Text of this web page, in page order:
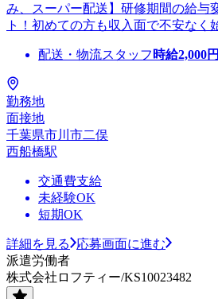
み、スーパー配送】研修期間の給
ト！初めての方も収入面で不安なく
配送・物流スタッフ 時給2,000
勤務地
面接地
千葉県市川市二俣
西船橋駅
交通費支給
未経験OK
短期OK
詳細を見る
応募画面に進む
派遣労働者
株式会社ロフティー/KS10023482